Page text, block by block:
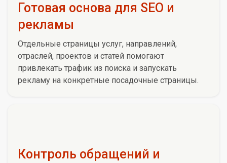
Готовая основа для SEO и
рекламы
Отдельные страницы услуг, направлений,
отраслей, проектов и статей помогают
привлекать трафик из поиска и запускать
рекламу на конкретные посадочные страницы.
Контроль обращений и